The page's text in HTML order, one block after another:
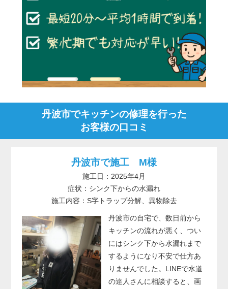
丹波市でキッチンの修理を行った
お客様の口コミ
丹波市で施工 M様
施工日：2025年4月
症状：シンク下からの水漏れ
施工内容：S字トラップ分解、異物除去
丹波市の自宅で、数日前から
キッチンの流れが悪く、つい
にはシンク下から水漏れまで
するようになり不安で仕方あ
りませんでした。LINEで水道
の達人さんに相談すると、画